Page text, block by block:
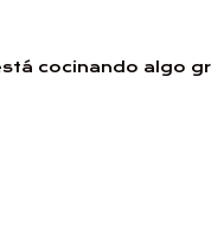
cocinando algo